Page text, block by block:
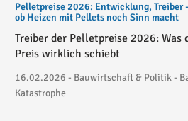
Pelletpreise 2026: Entwicklung, Treiber
ob Heizen mit Pellets noch Sinn macht
Treiber der Pelletpreise 2026: Was
Preis wirklich schiebt
16.02.2026 - Bauwirtschaft & Politik -
Katastrophe